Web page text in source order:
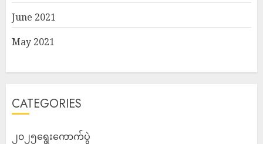
June 2021
May 2021
CATEGORIES
၂၀၂၅ရွေးကောက်ပွဲ